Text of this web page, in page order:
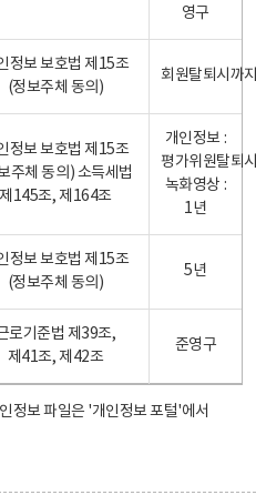
영구
정보 보호법 제15조
(정보주체 동의)
회원탈퇴시까
정보 보호법 제15조
주체 동의) 소득세법
제145조, 제164조
개인정보 :
평가위원탈퇴
녹화영상 :
1년
정보 보호법 제15조
(정보주체 동의)
5년
로기준법 제39조,
제41조, 제42조
준영구
정보 파일은 '개인정보 포털'에서